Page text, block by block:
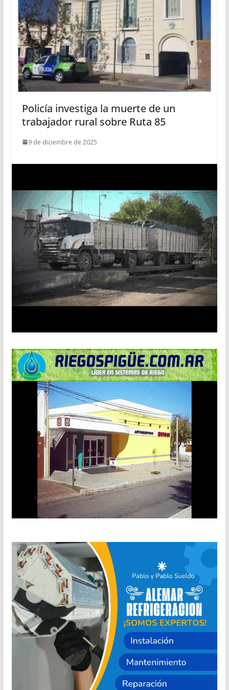
Policía investiga la muerte de un
trabajador rural sobre Ruta 85
9 de diciembre de 2025